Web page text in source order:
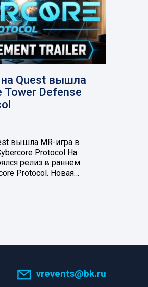
на Quest вышла
Tower Defense
вышла MR-игра в
Protocol На
релиз в раннем
Protocol. Новая…
vrevents@bk.ru